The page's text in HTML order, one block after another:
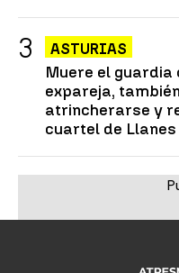
ASTURIAS
Muere el guardia
expareja,
atrincherarse y
cuartel de Llanes